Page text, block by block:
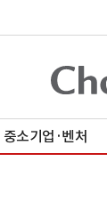
중소기업·벤처